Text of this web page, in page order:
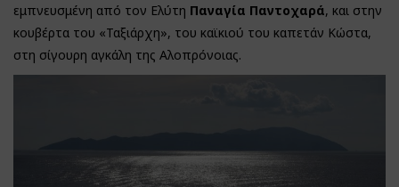
εμπνευσμένη από τον Ελύτη Παναγία Παντοχαρά, και στην
κουβέρτα του «Ταξιάρχη», του καϊκιού του καπετάν Κώστα,
στη σίγουρη αγκάλη της Αλοπρόνοιας.